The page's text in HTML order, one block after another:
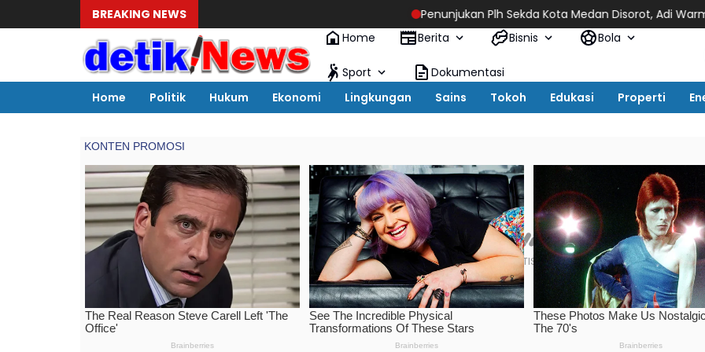
BREAKING NEWS Penunjukan Plh Sekda Kota Medan Disorot, Adi Warman Lubis
Home
Berita Bisnis Bola
Sport
Dokumentasi
Home
Politik Hukum Ekonomi Lingkungan Sains Tokoh Edukasi Properti